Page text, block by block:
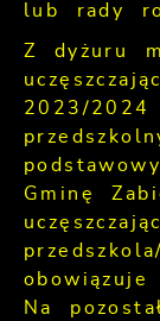
lub rady
Z dyżuru
2023/
Gminę
obowiązuje
Na